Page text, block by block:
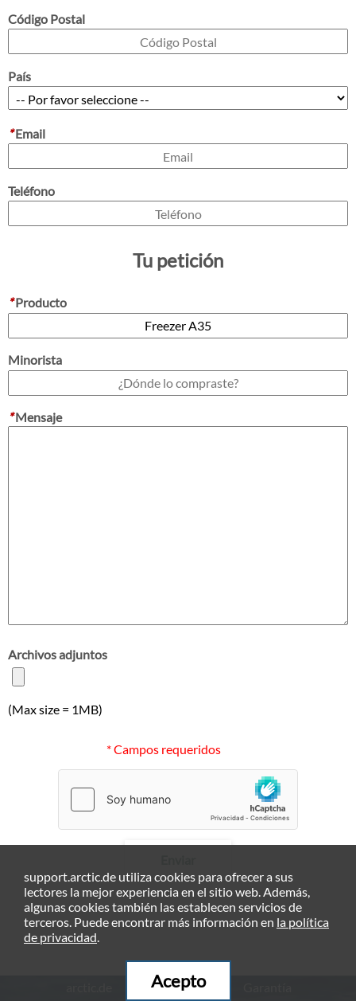
Código Postal
País
*Email
Teléfono
Tu petición
*Producto
Minorista
*Mensaje
Archivos adjuntos
(Max size = 1MB)
* Campos requeridos
support.arctic.de utiliza cookies para ofrecer a sus
lectores la mejor experiencia en el sitio web. Además,
algunas cookies también las establecen servicios de
terceros. Puede encontrar más información en la política
de privacidad.
Acepto